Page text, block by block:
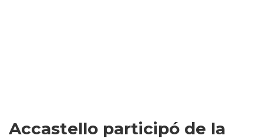
Accastello participó de la